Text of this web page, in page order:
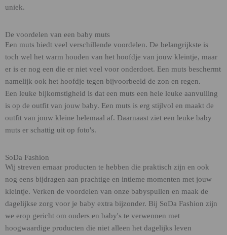
uniek.
De voordelen van een baby muts
Een muts biedt veel verschillende voordelen. De belangrijkste is
toch wel het warm houden van het hoofdje van jouw kleintje, maar
er is er nog een die er niet veel voor onderdoet. Een muts beschermt
namelijk ook het hoofdje tegen bijvoorbeeld de zon en regen.
Een leuke bijkomstigheid is dat een muts een hele leuke aanvulling
is op de outfit van jouw baby. Een muts is erg stijlvol en maakt de
outfit van jouw kleine helemaal af. Daarnaast ziet een leuke baby
muts er schattig uit op foto's.
SoDa Fashion
Wij streven ernaar producten te hebben die praktisch zijn en ook
nog eens bijdragen aan prachtige en intieme momenten met jouw
kleintje. Verken de voordelen van onze babyspullen en maak de
dagelijkse zorg voor je baby extra bijzonder. Bij SoDa Fashion zijn
we erop gericht om ouders en baby's te verwennen met
hoogwaardige producten die niet alleen het dagelijks leven